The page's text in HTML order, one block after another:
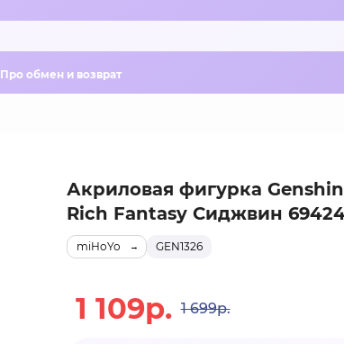
Про обмен и возврат
Акриловая фигурка
Rich Fantasy Сиджвин
GEN1326
miHoYo
1 109р. 1 699р.